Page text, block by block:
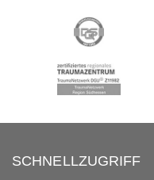
SCHNELLZUGRIFF